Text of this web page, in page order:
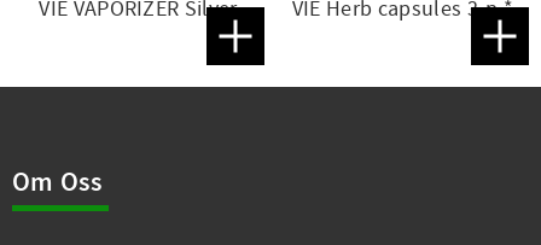
VIE VAPORIZER Silver
Lägg till i favoriter
VIE Herb capsules 3-p *
Om Oss